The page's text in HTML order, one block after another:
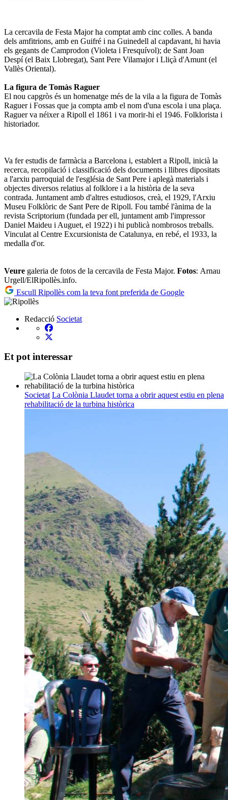
La cercavila de Festa Major ha comptat amb cinc colles. A banda
dels amfitrions, amb en Guifré i na Guinedell al capdavant, hi havia
els gegants de Camprodon (Violeta i Fresquívol); de Sant Joan
Despí (el Baix Llobregat), Sant Pere Vilamajor i Lliçà d'Amunt (el
Vallès Oriental).
La figura de Tomàs Raguer
El nou capgròs és un homenatge més de la vila a la figura de Tomàs
Raguer i Fossas que ja compta amb el nom d'una escola i una plaça.
Raguer va néixer a Ripoll el 1861 i va morir-hi el 1946. Folklorista i
historiador.
Va fer estudis de farmàcia a Barcelona i, establert a Ripoll, inicià la
recerca, recopilació i classificació dels documents i llibres dipositats
a l'arxiu parroquial de l'església de Sant Pere i aplegà materials i
objectes diversos relatius al folklore i a la història de la seva
contrada. Juntament amb d'altres estudiosos, creà, el 1929, l'Arxiu
Museu Folklòric de Sant Pere de Ripoll. Fou també l'ànima de la
revista Scriptorium (fundada per ell, juntament amb l'impressor
Daniel Maideu i Auguet, el 1922) i hi publicà nombrosos treballs.
Vinculat al Centre Excursionista de Catalunya, en rebé, el 1933, la
medalla d'or.
Veure galeria de fotos de la cercavila de Festa Major. Fotos: Arnau
Urgell/ElRipollès.info.
Escull Ripollès com la teva font preferida de Google
Redacció Societat
Et pot interessar
Societat La Colònia Llaudet torna a obrir aquest estiu en plena
rehabilitació de la turbina històrica